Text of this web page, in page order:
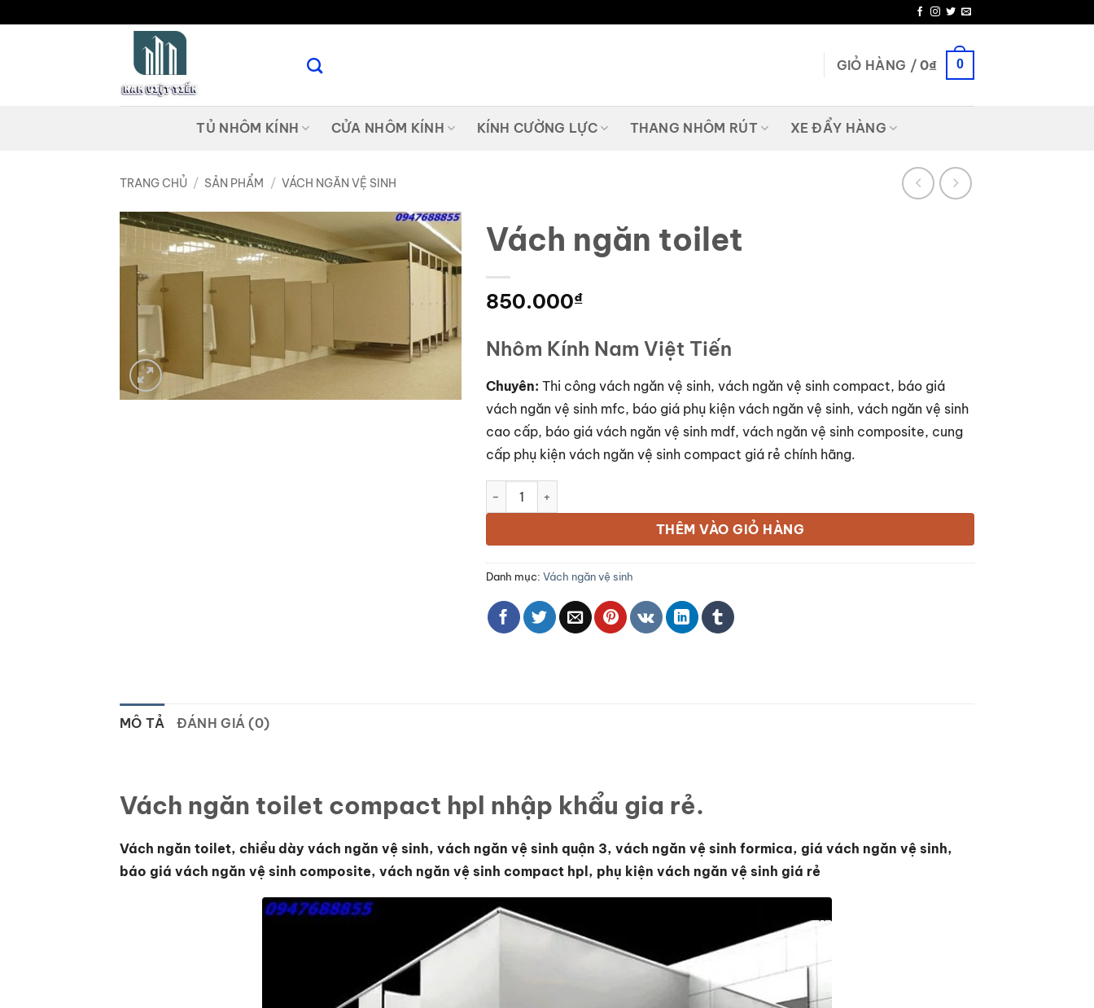
GIỎ HÀNG /0₫ 0
TỦ NHÔM KÍNH CỬA NHÔM KÍNH KÍNH CƯỜNG LỰC THANG NHÔM RÚT XE ĐẨY HÀNG
TRANG CHỦ / SẢN PHẨM / VÁCH NGĂN VỆ SINH
Vách ngăn toilet
850.000₫
Nhôm Kính Nam Việt Tiến
Chuyên: Thi công vách ngăn vệ sinh, vách ngăn vệ sinh compact, báo giá
vách ngăn vệ sinh mfc, báo giá phụ kiện vách ngăn vệ sinh, vách ngăn vệ sinh
cao cấp, báo giá vách ngăn vệ sinh mdf, vách ngăn vệ sinh composite, cung
cấp phụ kiện vách ngăn vệ sinh compact giá rẻ chính hãng.
Vách ngăn toilet số lượng
THÊM VÀO GIỎ HÀNG
Danh mục: Vách ngăn vệ sinh
MÔ TẢ ĐÁNH GIÁ (0)
Vách ngăn toilet compact hpl nhập khẩu gia rẻ.
Vách ngăn toilet, chiều dày vách ngăn vệ sinh, vách ngăn vệ sinh quận 3, vách ngăn vệ sinh formica, giá vách ngăn vệ sinh,
báo giá vách ngăn vệ sinh composite, vách ngăn vệ sinh compact hpl, phụ kiện vách ngăn vệ sinh giá rẻ